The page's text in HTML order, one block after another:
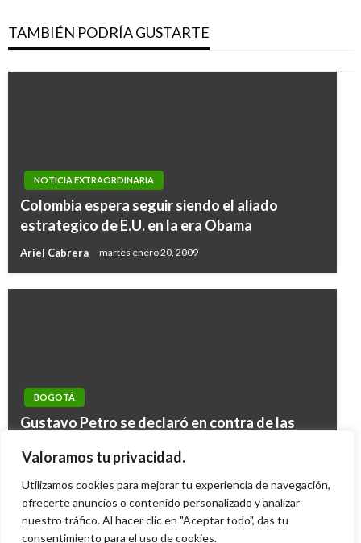
Valoramos tu privacidad.
Utilizamos cookies para mejorar tu experiencia de navegación,
ofrecerte anuncios o contenido personalizado y analizar
nuestro tráfico. Al hacer clic en "Aceptar todo", das tu
consentimiento para el uso de cookies.
TAMBIÉN PODRÍA GUSTARTE
NOTICIA EXTRAORDINARIA
Colombia espera seguir siendo el aliado
estrategico de E.U. en la era Obama
Ariel Cabrera martes enero 20, 2009
BOGOTÁ
Gustavo Petro se declaró en contra de las
POLÍTICA
Queremos que los ediles del país nos ayuden a
MinInterior (e)
Giovanni Alarcón M. jueves junio 30, 2016
POLÍTICA
Presidente de Colombia recibe este jueves en
Londres el Premio Chatham House 2017 por la
Giovanni Alarcón M. miércoles noviembre 8, 2017